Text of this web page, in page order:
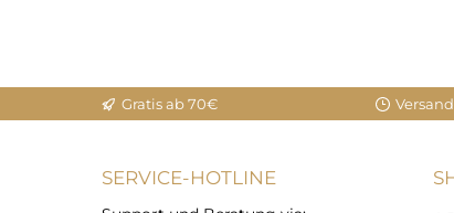
Gratis ab 70€
SERVICE-HOTLINE